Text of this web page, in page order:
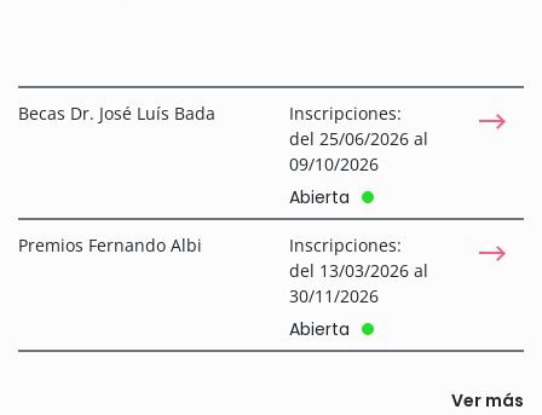
Becas Dr. José Luís Bada
Inscripciones:
del 25/06/2026 al
09/10/2026
Abierta
Premios Fernando Albi
Inscripciones:
del 13/03/2026 al
30/11/2026
Abierta
Ver más